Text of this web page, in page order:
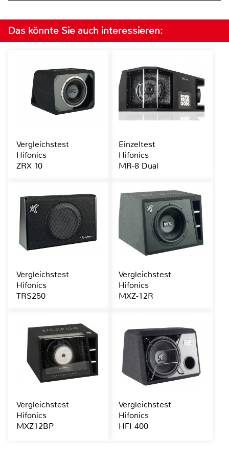
Das könnte Sie auch interessieren:
Vergleichstest
Hifonics
ZRX 10
Einzeltest
Hifonics
MR-8 Dual
Vergleichstest
Hifonics
TRS250
Vergleichstest
Hifonics
MXZ-12R
Vergleichstest
Hifonics
MXZ12BP
Vergleichstest
Hifonics
HFI 400